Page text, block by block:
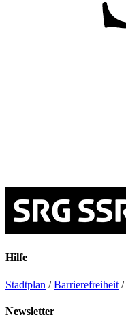
Hilfe
Stadtplan /Barrierefreiheit /
Newsletter